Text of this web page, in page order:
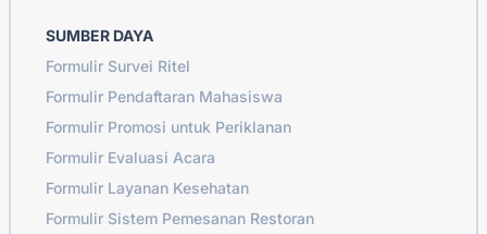
SUMBER DAYA
Formulir Survei Ritel
Formulir Pendaftaran Mahasiswa
Formulir Promosi untuk Periklanan
Formulir Evaluasi Acara
Formulir Layanan Kesehatan
Formulir Sistem Pemesanan Restoran